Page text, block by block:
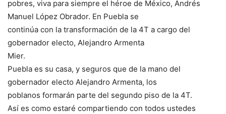
pobres, viva para siempre el héroe de México, Andrés
Manuel López Obrador. En Puebla se
continúa con la transformación de la 4T a cargo del
gobernador electo, Alejandro Armenta
Mier.
Puebla es su casa, y seguros que de la mano del
gobernador electo Alejandro Armenta, los
poblanos formarán parte del segundo piso de la 4T.
Así es como estaré compartiendo con todos ustedes